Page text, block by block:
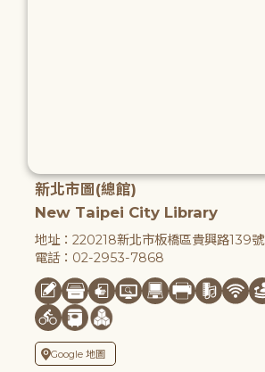
新北市圖(總館)
New Taipei City Library
地址：220218新北市板橋區貴興路139號
電話：02-2953-7868
Google 地圖